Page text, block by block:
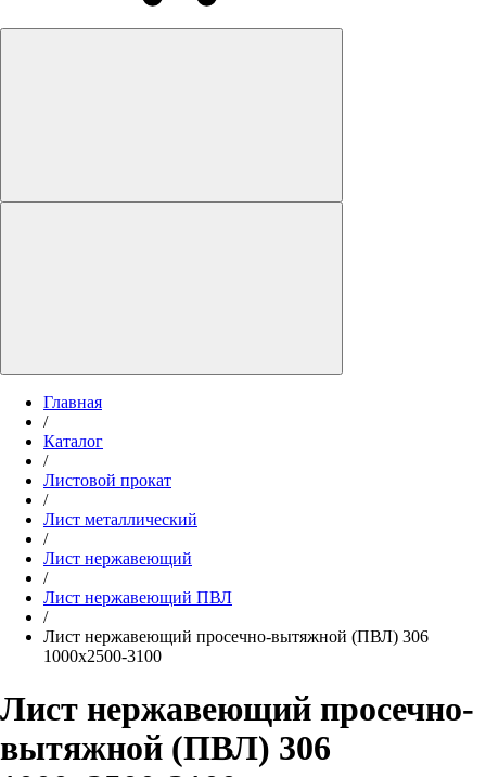
Главная
/
Каталог
/
Листовой прокат
/
Лист металлический
/
Лист нержавеющий
/
Лист нержавеющий ПВЛ
/
Лист нержавеющий просечно-вытяжной (ПВЛ) 306
1000х2500-3100
Лист нержавеющий просечно-
вытяжной (ПВЛ) 306